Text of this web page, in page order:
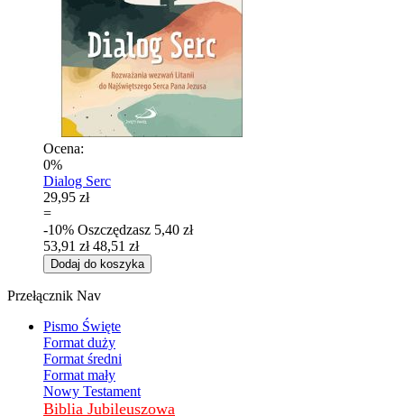
Ocena:
0%
Dialog Serc
29,95 zł
=
-10% Oszczędzasz 5,40 zł
53,91 zł 48,51 zł
Dodaj do koszyka
Przełącznik Nav
Pismo Święte
Format duży
Format średni
Format mały
Nowy Testament
Biblia Jubileuszowa